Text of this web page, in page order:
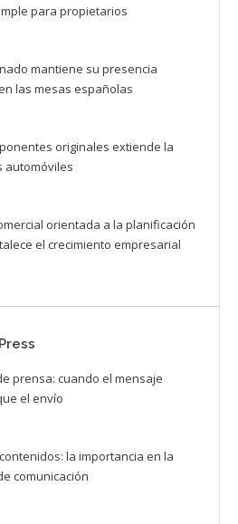
para propietarios
mantiene su presencia
las mesas españolas
originales extiende la
automóviles
orientada a la planificación
el crecimiento empresarial
prensa: cuando el mensaje
el envío
la importancia en la
comunicación